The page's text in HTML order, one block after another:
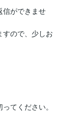
信ができませ
すので、少しお
てください。